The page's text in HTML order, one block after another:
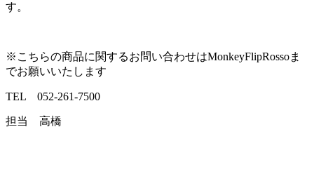
す。
※こちらの商品に関するお問い合わせはMonkeyFlipRossoま
でお願いいたします
TEL 052-261-7500
担当 高橋